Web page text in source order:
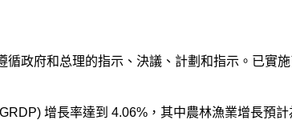
政府和总理的指示、決議、計劃和指示。已實
增長率達到 4.06%，其中農林漁業增長預